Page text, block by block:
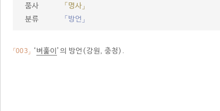
품사
「명사」
분류
「방언」
「003」 ‘벼훑이 ’의 방언(강원, 충청).